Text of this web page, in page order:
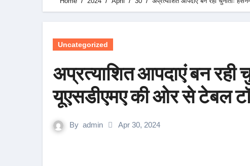
Uncategorized
अप्रत्याशित आपदाएं बन रही
यूएसडीएमए की ओर से टेबल
By admin Apr 30, 2024